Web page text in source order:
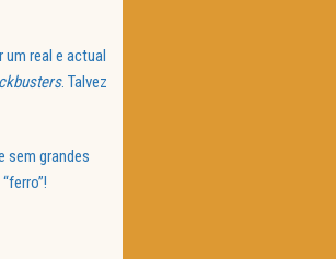
real e actual
. Talvez
sem grandes